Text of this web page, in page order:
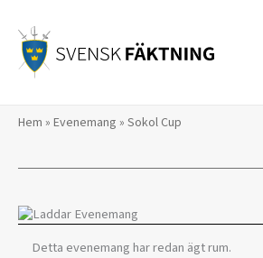
innehåll
Hem » Evenemang » Sokol Cup
Detta evenemang har redan ägt rum.